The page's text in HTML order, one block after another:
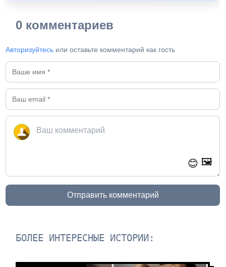
0 комментариев
Авторизуйтесь или оставьте комментарий как гость
😊 🖼️
Отправить комментарий
БОЛЕЕ ИНТЕРЕСНЫЕ ИСТОРИИ: